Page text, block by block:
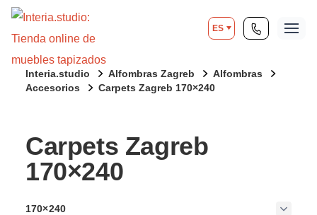
ES
Interia.studio Alfombras Zagreb
Alfombras
Accesorios
Carpets Zagreb 170×240
Carpets Zagreb
170×240
170×240